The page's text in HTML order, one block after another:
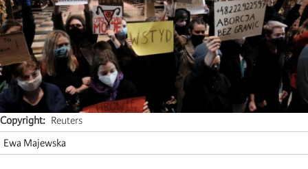
Copyright
Reuters
Ewa Majewska